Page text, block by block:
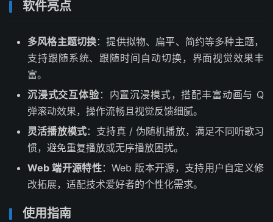
软件亮点
多风格主题切换：提供拟物、扁平、简约等多种主题，
支持跟随系统、跟随时间自动切换，界面视觉效果丰
富。
沉浸式交互体验：内置沉浸模式，搭配丰富动画与 Q
弹滚动效果，操作流畅且视觉反馈细腻。
灵活播放模式：支持真 / 伪随机播放，满足不同听歌习
惯，避免重复播放或无序播放困扰。
Web 端开源特性：Web 版本开源，支持用户自定义修
改拓展，适配技术爱好者的个性化需求。
使用指南